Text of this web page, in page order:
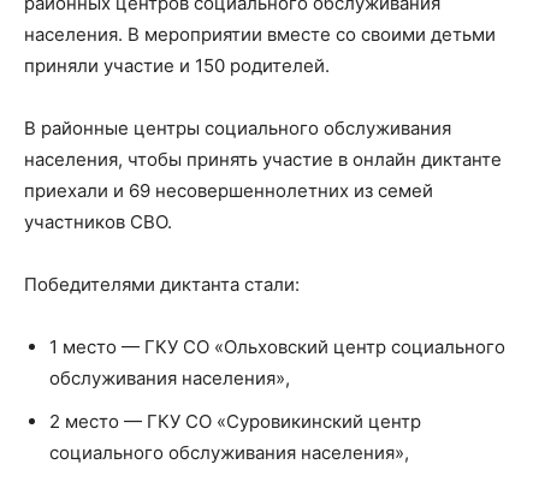
населения. В мероприятии вместе со своими детьми
приняли участие и 150 родителей.
В районные центры социального обслуживания
населения, чтобы принять участие в онлайн диктанте
приехали и 69 несовершеннолетних из семей
участников СВО.
Победителями диктанта стали:
1 место — ГКУ СО «Ольховский центр социального
обслуживания населения»,
2 место — ГКУ СО «Суровикинский центр
социального обслуживания населения»,